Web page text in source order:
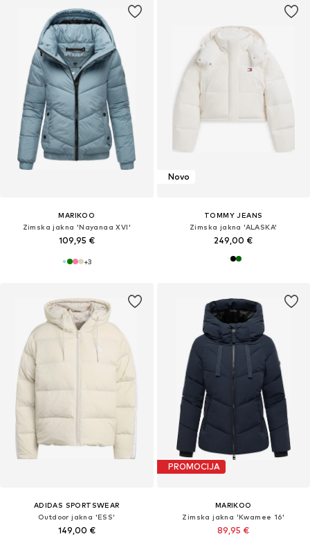
MARIKOO
Zimska jakna 'Nayanaa XVI'
109,95 €
+3
Novo
TOMMY JEANS
Zimska jakna 'ALASKA'
249,00 €
ADIDAS SPORTSWEAR
Outdoor jakna 'ESS'
149,00 €
PROMOCIJA
MARIKOO
Zimska jakna 'Kwamee 16'
89,95 €